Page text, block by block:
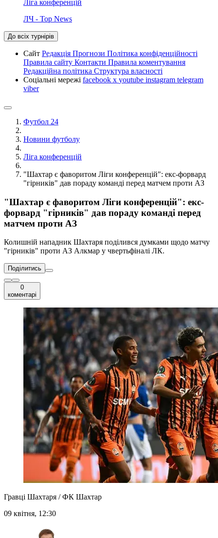
Ліга конференцій
ЛЧ - Top News
До всіх турнірів
Сайт Редакція Прогнози Політика конфіденційності
Правила сайту Контакти Правила коментування
Редакційна політика Структура власності
Соціальні мережі facebook x youtube instagram telegram
viber
Футбол 24
Новини футболу
Ліга конференцій
"Шахтар є фаворитом Ліги конференцій": екс-форвард
"гірників" дав пораду команді перед матчем проти АЗ
"Шахтар є фаворитом Ліги конференцій": екс-
форвард "гірників" дав пораду команді перед
матчем проти АЗ
Колишній нападник Шахтаря поділився думками щодо матчу
"гірників" проти АЗ Алкмар у чвертьфіналі ЛК.
Поділитись
0
коментарі
Гравці Шахтаря / ФК Шахтар
09 квітня, 12:30